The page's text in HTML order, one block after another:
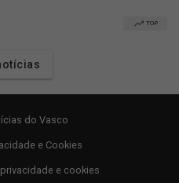
TOP
do Vasco
e Cookies
e cookies